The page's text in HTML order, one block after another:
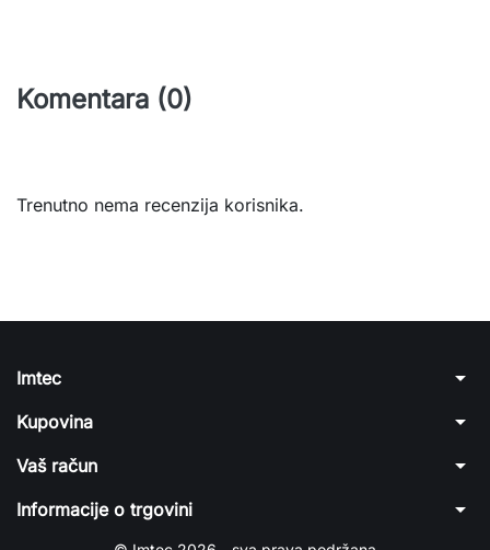
Komentara (0)
Trenutno nema recenzija korisnika.
Imtec arrow_drop_down
Kupovina arrow_drop_down
Vaš račun arrow_drop_down
Informacije o trgovini arrow_drop_down